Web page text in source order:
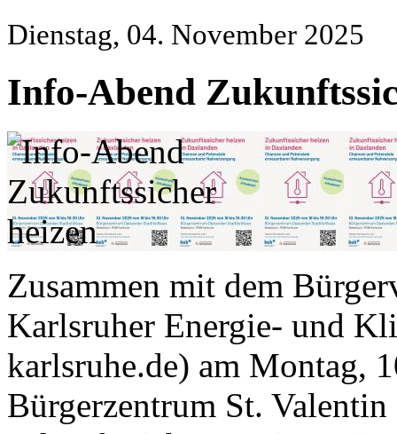
Dienstag, 04. November 2025
Info-Abend
Zusammen mit dem
Karlsruher Energie- und
karlsruhe.de) am Montag,
Bürgerzentrum St.